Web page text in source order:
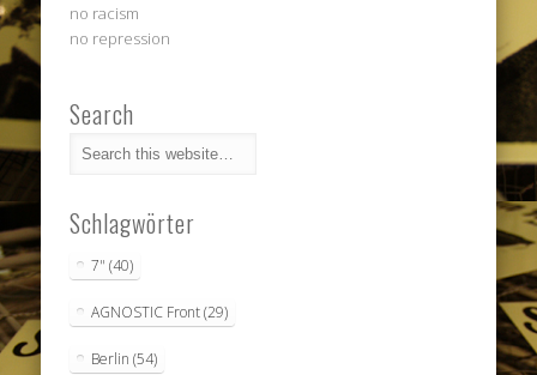
no racism
no repression
Search
Schlagwörter
7" (40)
AGNOSTIC Front(29)
Berlin (54)